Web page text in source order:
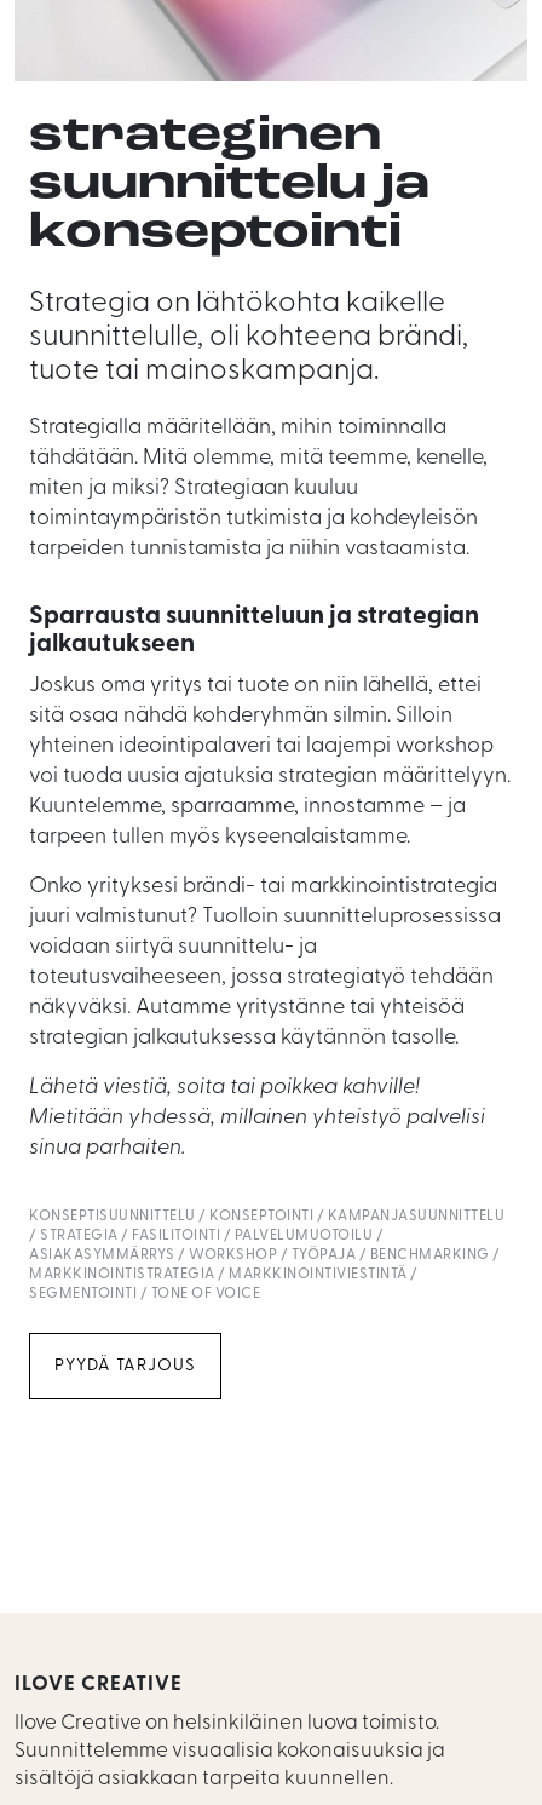
strateginen
suunnittelu ja
konseptointi
Strategia on lähtökohta kaikelle
suunnittelulle, oli kohteena brändi,
tuote tai mainoskampanja.
Strategialla määritellään, mihin toiminnalla
tähdätään. Mitä olemme, mitä teemme, kenelle,
miten ja miksi? Strategiaan kuuluu
toimintaympäristön tutkimista ja kohdeyleisön
tarpeiden tunnistamista ja niihin vastaamista.
Sparrausta suunnitteluun ja strategian
jalkautukseen
Joskus oma yritys tai tuote on niin lähellä, ettei
sitä osaa nähdä kohderyhmän silmin. Silloin
yhteinen ideointipalaveri tai laajempi workshop
voi tuoda uusia ajatuksia strategian määrittelyyn.
Kuuntelemme, sparraamme, innostamme – ja
tarpeen tullen myös kyseenalaistamme.
Onko yrityksesi brändi- tai markkinointistrategia
juuri valmistunut? Tuolloin suunnitteluprosessissa
voidaan siirtyä suunnittelu- ja
toteutusvaiheeseen, jossa strategiatyö tehdään
näkyväksi. Autamme yritystänne tai yhteisöä
strategian jalkautuksessa käytännön tasolle.
Lähetä viestiä, soita tai poikkea kahville!
Mietitään yhdessä, millainen yhteistyö palvelisi
sinua parhaiten.
KONSEPTISUUNNITTELU KONSEPTOINTI
KAMPANJASUUNNITTELU
STRATEGIA
FASILITOINTI
PALVELUMUOTOILU
ASIAKASYMMÄRRYS
WORKSHOP TYÖPAJA
BENCHMARKING
MARKKINOINTISTRATEGIA
MARKKINOINTIVIESTINTÄ
SEGMENTOINTI
TONE OF VOICE
PYYDÄ TARJOUS
ILOVE CREATIVE
Ilove Creative on helsinkiläinen luova toimisto.
Suunnittelemme visuaalisia kokonaisuuksia ja
sisältöjä asiakkaan tarpeita kuunnellen.